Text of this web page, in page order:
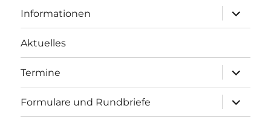
Informationen
öffnen
Aktuelles
Termine
öffnen
Formulare und Rundbriefe
öffnen